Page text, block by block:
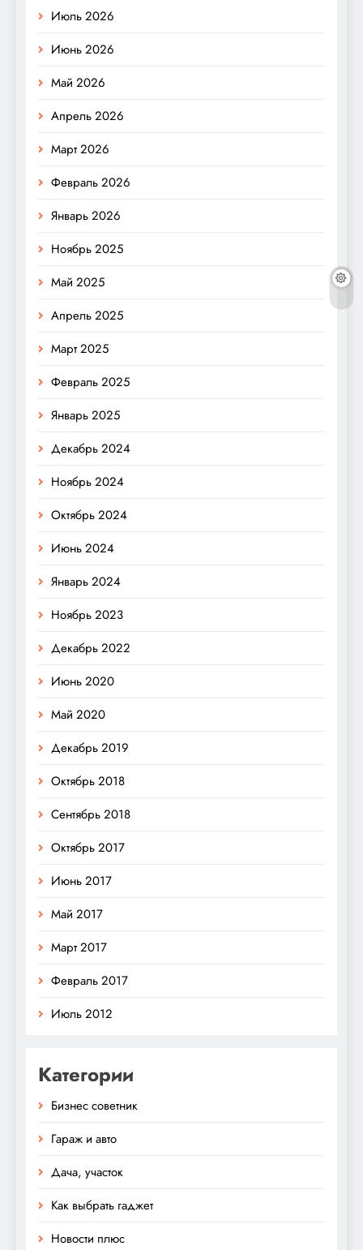
Июль 2026
Июнь 2026
Май 2026
Апрель 2026
Март 2026
Февраль 2026
Январь 2026
Ноябрь 2025
Май 2025
Апрель 2025
Март 2025
Февраль 2025
Январь 2025
Декабрь 2024
Ноябрь 2024
Октябрь 2024
Июнь 2024
Январь 2024
Ноябрь 2023
Декабрь 2022
Июнь 2020
Май 2020
Декабрь 2019
Октябрь 2018
Сентябрь 2018
Октябрь 2017
Июнь 2017
Май 2017
Март 2017
Февраль 2017
Июль 2012
Категории
Бизнес советник
Гараж и авто
Дача, участок
Как выбрать гаджет
Новости плюс